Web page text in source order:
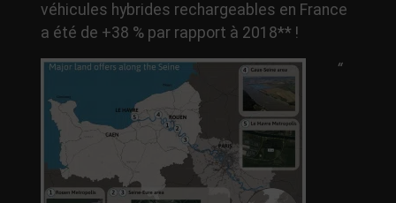
véhicules hybrides rechargeables en France
a été de +38 % par rapport à 2018** !
“